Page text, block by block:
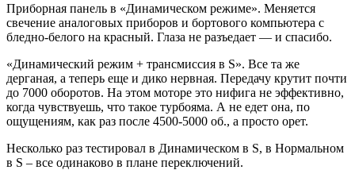
Приборная панель в «Динамическом режиме». Меняется
свечение аналоговых приборов и бортового компьютера с
бледно-белого на красный. Глаза не разъедает — и спасибо.
«Динамический режим + трансмиссия в S». Все та же
дерганая, а теперь еще и дико нервная. Передачу крутит почти
до 7000 оборотов. На этом моторе это нифига не эффективно,
когда чувствуешь, что такое турбояма. А не едет она, по
ощущениям, как раз после 4500-5000 об., а просто орет.
Несколько раз тестировал в Динамическом в S, в Нормальном
в S – все одинаково в плане переключений.